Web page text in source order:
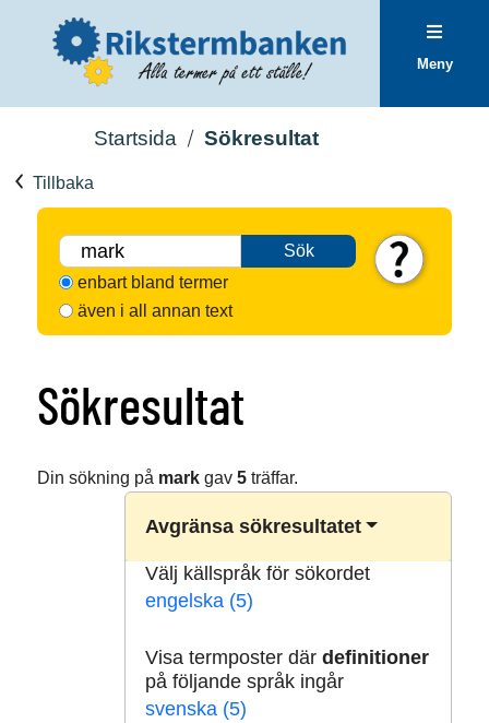
Meny
Startsida Sökresultat
Tillbaka
Sök
enbart bland termer
även i all annan text
Sökresultat
Din sökning på markgav 5träffar.
Avgränsa sökresultatet
Välj källspråk för sökordet
engelska (5)
Visa termposter där definitioner
på följande språk ingår
svenska (5)